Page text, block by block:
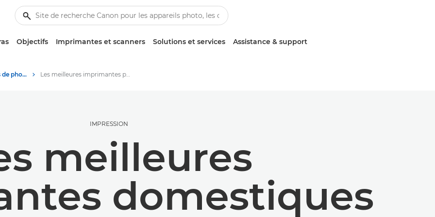
Objectifs Imprimantes et scanners Solutions et services Assistance & support
Conseils et techniques de photographie et d'impression Les meilleures imprimantes pour le télétravail
IMPRESSION
meilleures
domestiques